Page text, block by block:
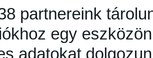
partnereink
egy
adatokat